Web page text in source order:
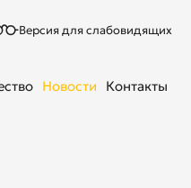
Версия для слабовидящих
Новости Контакты